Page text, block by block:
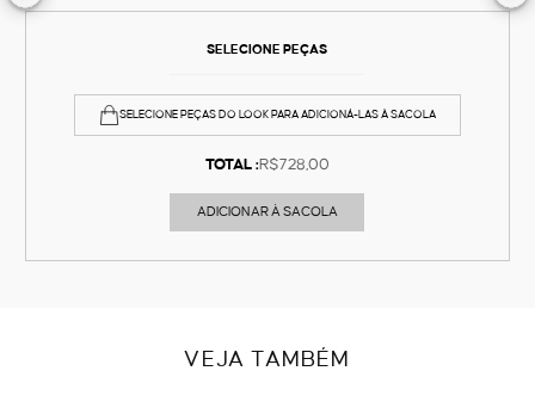
SELECIONE PEÇAS
SELECIONE PEÇAS DO LOOK PARA ADICIONÁ-LAS À SACOLA
TOTAL :R$728,00
ADICIONAR À SACOLA
VEJA TAMBÉM